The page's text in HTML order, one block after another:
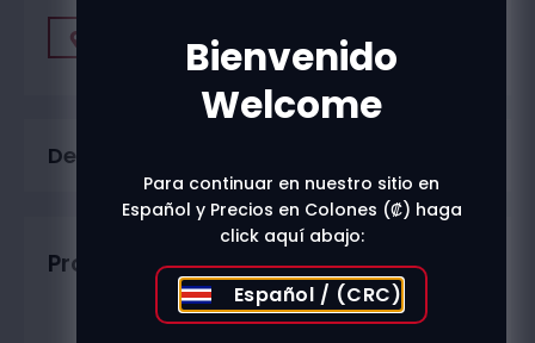
Find A Store
Description
Productos relacionados
Bienvenido
Welcome
Para continuar en nuestro sitio en
Español y Precios en Colones (₡) haga
click aquí abajo:
Español / (CRC)